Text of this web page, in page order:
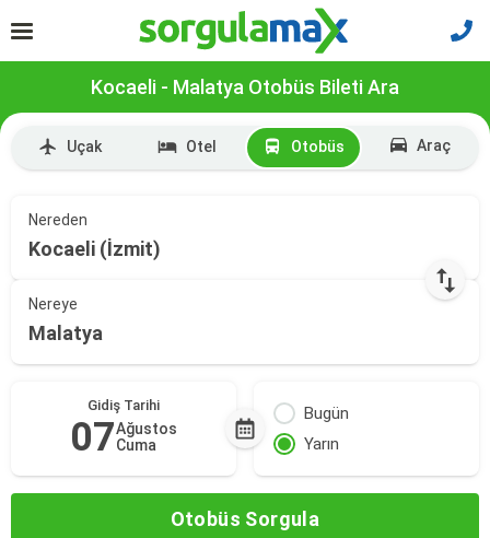
Kocaeli - Malatya Otobüs Bileti Ara
Uçak Otel Otobüs Araç
Nereden
Kocaeli (İzmit)
Nereye
Malatya
Gidiş Tarihi
07Ağustos
Cuma
Bugün
Yarın
Otobüs Sorgula